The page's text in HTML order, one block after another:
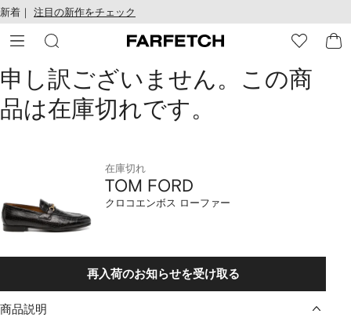
テ
ン
ツ
移
動
す
る
お
け
る
ク
セ
シ
ビ
新着｜ 注目の新作をチェック
TOM
FORD
コ
エ
ン
ボ
申し訳ございません。この商
品は在庫切れです。
在庫切れ
TOM FORD
クロコエンボス ローファー
再入荷のお知らせを受け取る
商品説明